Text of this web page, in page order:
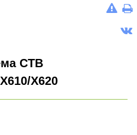
СТВ
Х620